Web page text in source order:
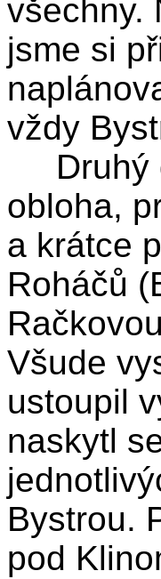
všechny.
jsme si
vždy
Druhý
obloha,
a krátce
Roháčů
Všude
ustoupil
naskytl
Bystrou.
pod